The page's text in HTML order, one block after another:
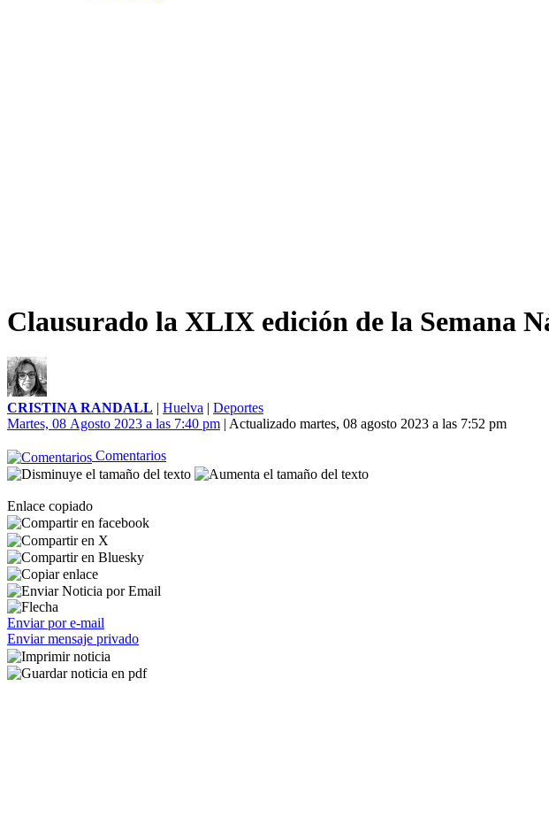
Clausurado la XLIX edición de la Semana
CRISTINA RANDALL | Huelva | Deportes
Martes, 08 Agosto 2023 a las 7:40 pm | Actualizado martes, 08 agosto 2023 a las 7:52 pm
Comentarios
Enlace copiado
Enviar por e-mail
Enviar mensaje privado